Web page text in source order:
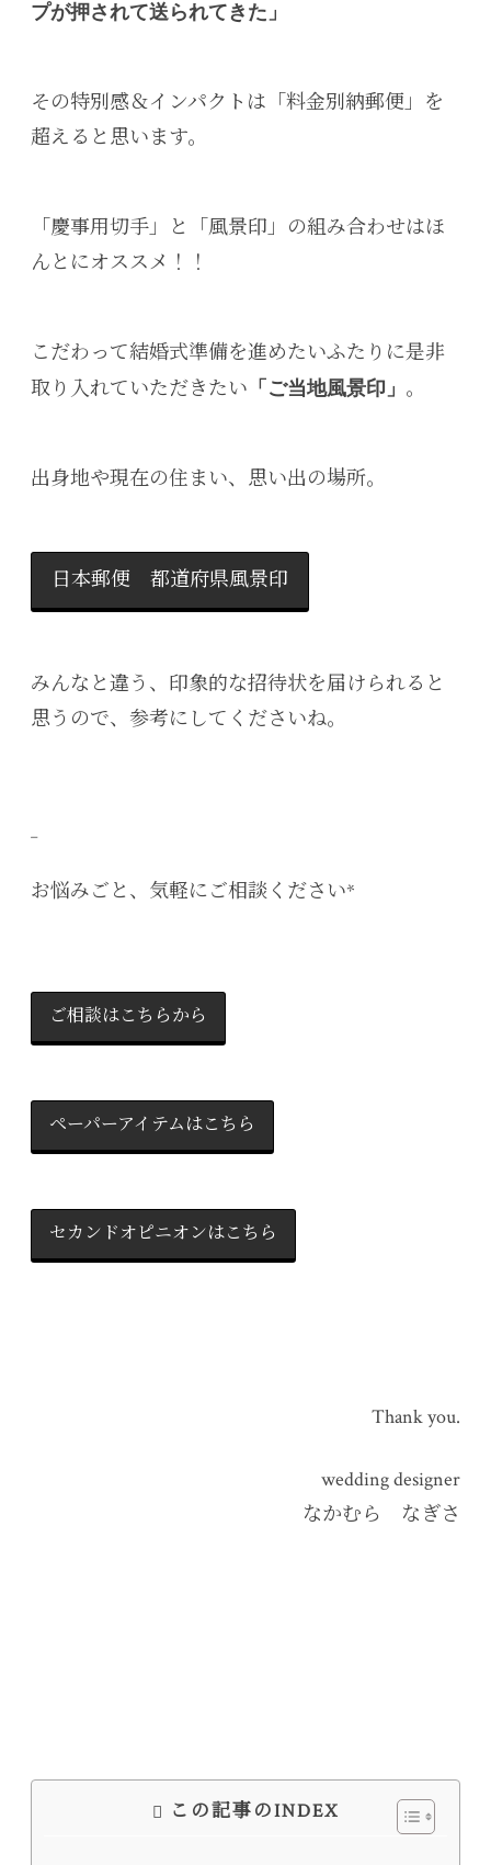
プが押されて送られてきた」
その特別感＆インパクトは「料金別納郵便」を
超えると思います。
「慶事用切手」と「風景印」の組み合わせはほ
んとにオススメ！！
こだわって結婚式準備を進めたいふたりに是非
取り入れていただきたい 「ご当地風景印」 。
出身地や現在の住まい、思い出の場所。
日本郵便 都道府県風景印
みんなと違う、印象的な招待状を届けられると
思うので、参考にしてくださいね。
_
お悩みごと、気軽にご相談ください*
ご相談はこちらから
ペーパーアイテムはこちら
セカンドオピニオンはこちら
Thank you.
wedding designer
なかむら なぎさ
この記事のINDEX